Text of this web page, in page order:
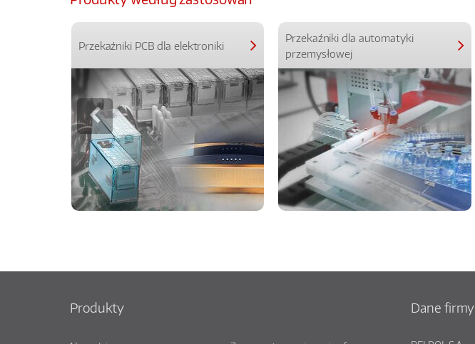
Przekaźniki PCB dla elektroniki
Przekaźniki dla automatyki
przemysłowej
Produkty Dane firmy